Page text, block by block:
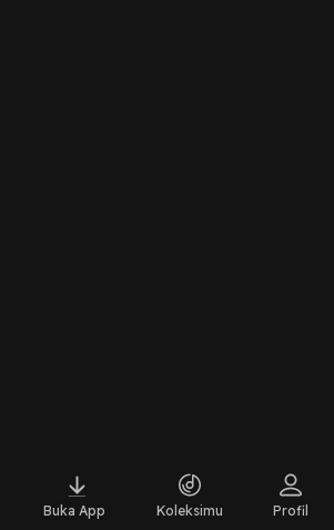
Buka App Koleksimu Profil